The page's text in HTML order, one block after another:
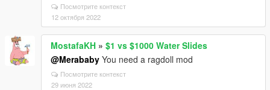
Посмотрите контекст
12 октября 2022
MostafaKH » $1 vs $1000 Water Slides
@Merababy You need a ragdoll mod
Посмотрите контекст
29 июня 2022